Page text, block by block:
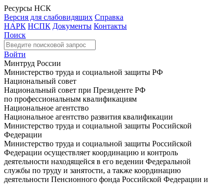
Ресурсы НСК
Версия для слабовидящих Справка
НАРК НСПК Документы Контакты
Поиск
Войти
Минтруд России
Министерство труда и социальной защиты РФ
Национальный совет
Национальный совет при Президенте РФ
по профессиональным квалификациям
Национальное агентство
Национальное агентство развития квалификации
Министерство труда и социальной защиты Российской
Федерации
Министерство труда и социальной защиты Российской
Федерации осуществляет координацию и контроль
деятельности находящейся в его ведении Федеральной
службы по труду и занятости, а также координацию
деятельности Пенсионного фонда Российской Федерации и